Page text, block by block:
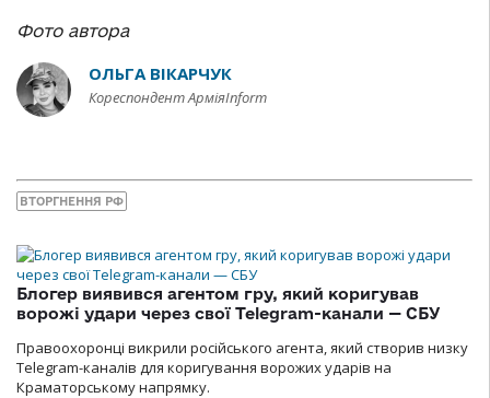
Фото автора
ОЛЬГА ВІКАРЧУК
Кореспондент АрміяInform
ВТОРГНЕННЯ РФ
Блогер виявився агентом гру, який коригував
ворожі удари через свої Telegram-канали — СБУ
Правоохоронці викрили російського агента, який створив низку
Telegram-каналів для коригування ворожих ударів на
Краматорському напрямку.